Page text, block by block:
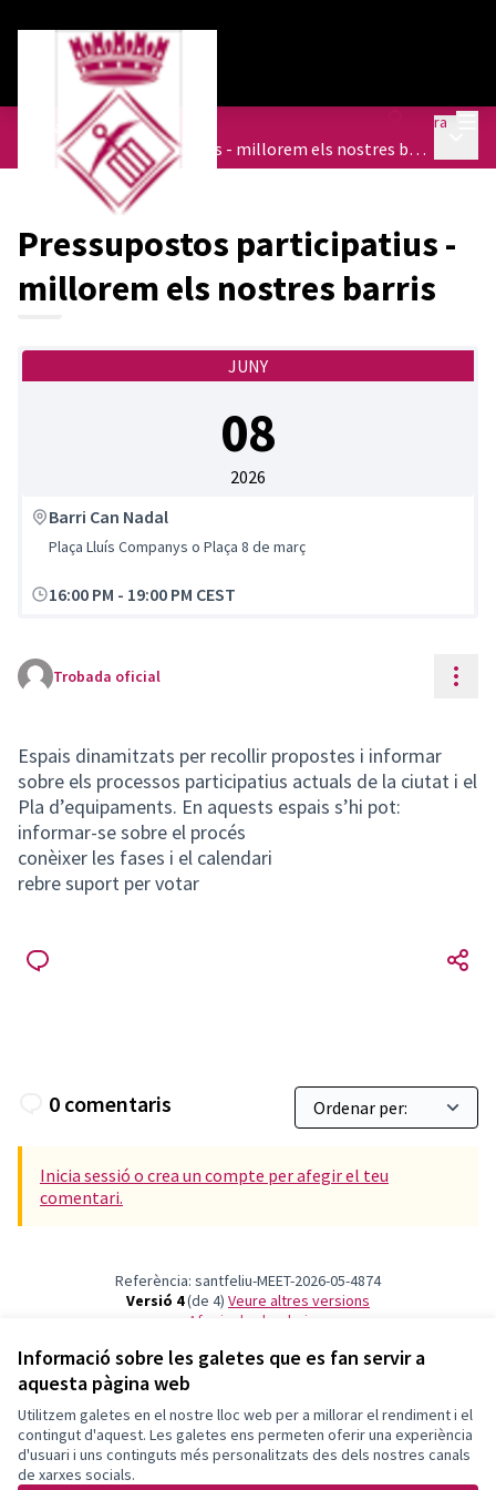
Informació sobre les galetes que es fan servir a
aquesta pàgina web
Utilitzem galetes en el nostre lloc web per a millorar el rendiment i el
contingut d'aquest. Les galetes ens permeten oferir una experiència
d'usuari i uns continguts més personalitzats des dels nostres canals
de xarxes socials.
Entra
Trobades/
Pressupostos participatius - millorem els nostres barris
Pressupostos participatius -
millorem els nostres barris
JUNY
08
2026
Barri Can Nadal
Plaça Lluís Companys o Plaça 8 de març
16:00 PM - 19:00 PM CEST
Trobada oficial
Espais dinamitzats per recollir propostes i informar
sobre els processos participatius actuals de la ciutat i el
Pla d’equipaments. En aquests espais s’hi pot:
informar-se sobre el procés
conèixer les fases i el calendari
rebre suport per votar
0 comentaris
Inicia sessió o crea un compte per afegir el teu
comentari.
Referència: santfeliu-MEET-2026-05-4874
Versió 4(de 4)
veure altres versions
Afegir al calendari
Termes i condicions d'ús
Configuració de les galetes
Decidim Sant Feliu a X
(Enllaç extern)
Decidim Sant Feliu a Facebook
(Enllaç extern)
Decidim Sant Feliu a Instagram
(Enllaç extern)
Decidim Sant Feliu a YouTube
(Enllaç extern)
Triar la llenguaElegir el idioma